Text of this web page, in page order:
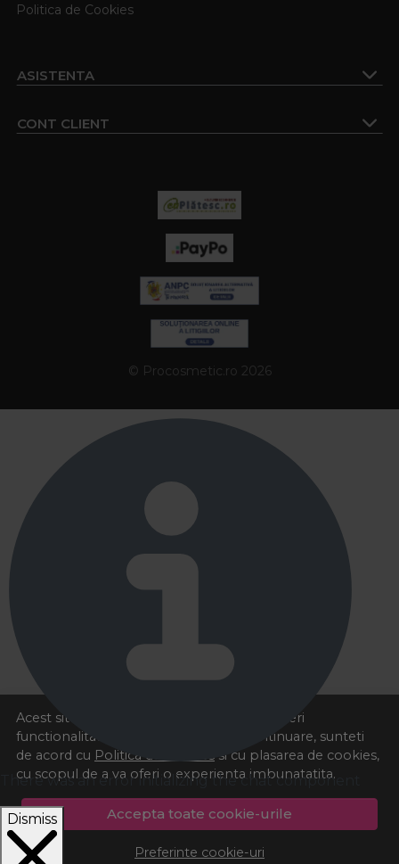
Acest site foloseste cookies pentru a va oferi
functionalitatea dorita. Navigand in continuare, sunteti
de acord cu Politica de cookies si cu plasarea de cookies,
cu scopul de a va oferi o experienta imbunatatita.
Accepta toate cookie-urile
Preferinte cookie-uri
Politica de Cookies
ASISTENTA
CONT CLIENT
© Procosmetic.ro 2026
There was an error initializing the chat component
Dismiss